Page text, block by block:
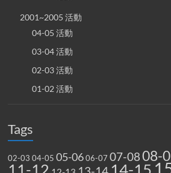
2001~2005 活動
04-05 活動
03-04 活動
02-03 活動
01-02 活動
Tags
02-03 04-05 05-06 06-07 07-0808-